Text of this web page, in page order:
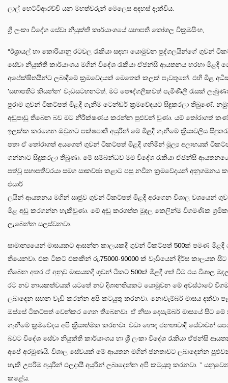
ලාල් හෙට්ටිආරච්චි යන මහත්වරුන් මෙලෙස අදහස් දැක්විය.
ශ්‍රී ලංකා විදේශ සේවා නියුක්ති කාර්යාංශයේ සභාපති කෝශල වික්‍රමසිංහ,
“ඊශ්‍රායල් හා කොරියානු රටවල රැකියා සඳහා යොමුවන පුද්ගලයින්ගේ ගුවන්
සේවා නියුක්ති කාර්යාංශය මගින් විදේශ රැකියා ඒජන්සි ආයතනය හරහා මිළදී
අපේක්ෂිතයින්ට ලබාදීමේ ක්‍රමවේදයක් මෙතෙක් කලක් පැවතුනේ. එහි මිළ
'සභාපතිට කියන්න' වැඩසටහනටත්, මට පෞද්ගලිකවත් පැමිණිලි රැසක්
පුරාම ගුවන් ටිකට්පත් මිළදී ගැනීම ටෙන්ඩර් ක්‍රමවේදයට සිදුකරලා තිබුණේ.
අඩුපාඩු තිබෙන බව මට නිරීක්ෂණය කරන්න පුළුවන් වුණා. යම් තෝරාගත්
ඉලක්ක කරගෙන ඔවුනට පක්ෂපාතී අයුරින් මේ මිළදී ගැනීමේ ක්‍රියාවලිය
පතා ඒ තෝරාගත් අයගෙන් ගුවන් ටිකට්පත් මිළදී ගනිමින් මූල්‍ය අලාභයක්
ගන්නාට සිදුකරලා තිබුණා. මේ සම්බන්ධව මම විදේශ රැකියා ඒජන්සි
පත්වු සභාපතිවරයා සමග සාකච්ඡා කළාට පසු නවීන ක්‍රමවේදයන් අනුගමනය
ලයින් ආයතනය මගින් ඍජුව ගුවන් ටිකට්පත් මිළදී අරගෙන විශාල වශයෙන්
මිළ අඩු කරගන්න හැකිවුණා. මේ අඩු කරගත්ත මුදල කෙලින්ම විගමණික
ලැබෙන්න සලස්වනවා.
සාමාන්‍යයෙන් මාසයකට ආසන්න කාලයකදී ගුවන් ටිකට්පත් 500ක් පමණ මිළදී
තියෙනවා. එක ටිකට් එකකින් රු.75000-90000 ක් වැඩියෙන් දිර්ඝ කාලයක
තිබෙන අතර ඒ අනුව මාසයකදි ගුවන් ටිකට් 500ක් මිළදී ගත් විට එය විශාල
රට නව නායකත්වයක් යටතේ නව දිශානතියකට යොමුවන මේ අවස්ථාවේ
ලබාදෙන සහන වැඩි කරන්න අපි කටයුතු කරනවා. නොවැම්බර් මාසය දක්වා
ඔස්සේ ටිකට්පත් වෙන්කර ගෙන තිබෙනවා. ඒ නිසා දෙසැම්බර් මාසයේ සිට මේ
ගැනීමේ ක්‍රමවේදය අපි ක්‍රියාත්මක කරනවා. වඩා හොඳ ජනතාවාදී සේවාවන්
බවට විදේශ සේවා නියුක්ති කාර්යාංශය හා ශ්‍රී ලංකා විදේශ රැකියා ඒජන්සි
අපේ අරමුණයි. විශාල සේවයක් මේ ආයතන මගින් ජනතාවට ලබාදෙන්න
හැකි උපරිම අයුරින් ඵලදායී අයුරින් ලබාදෙන්න අපි කටයුතු කරනවා. ” යනුවෙන්
කළේය.